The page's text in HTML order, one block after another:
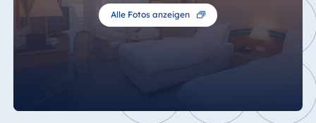
Alle Fotos anzeigen